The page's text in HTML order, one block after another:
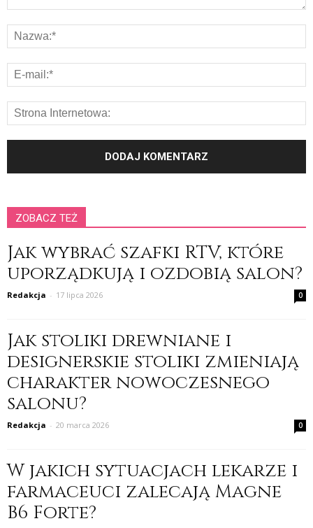
ZOBACZ TEŻ
Jak wybrać szafki RTV, które
uporządkują i ozdobią salon?
Redakcja - 17 lipca 2026 0
Jak stoliki drewniane i
designerskie stoliki zmieniają
charakter nowoczesnego
salonu?
Redakcja - 20 marca 2026 0
W jakich sytuacjach lekarze i
farmaceuci zalecają Magne
B6 Forte?